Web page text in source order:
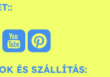
ÉS SZÁLLÍTÁS: